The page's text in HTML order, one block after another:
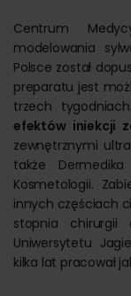
Centrum
modelowania
Polsce został
preparatu jest
trzech
efektów iniekcji
zewnętrznymi
także
Kosmetologii.
innych częściach
stopnia chirurgii
Uniwersytetu
kilka lat pracował